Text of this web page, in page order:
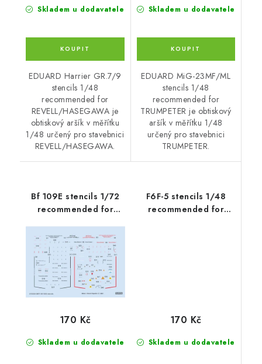
Skladem u dodavatele
EDUARD Harrier GR.7/9
stencils 1/48
recommended for
REVELL/HASEGAWA je
obtiskový aršík v měřítku
1/48 určený pro stavebnici
REVELL/HASEGAWA.
Skladem u dodavatele
EDUARD MiG-23MF/ML
stencils 1/48
recommended for
TRUMPETER je obtiskový
aršík v měřítku 1/48
určený pro stavebnici
TRUMPETER.
Bf 109E stencils 1/72
recommended for
HOBBY/TAMIYA/AIRFIX
Skladem u dodavatele
170 Kč
F6F-5 stencils 1/48
recommended for
Skladem u dodavatele
170 Kč